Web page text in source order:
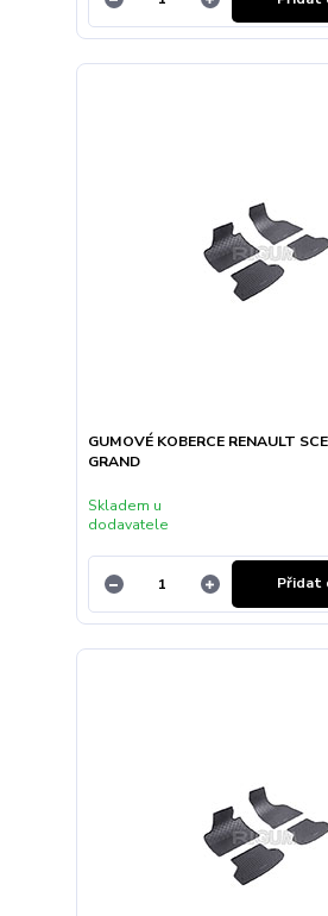
GUMOVÉ KOBERCE RENAULT
GRAND
Skladem u
dodavatele
Přidat